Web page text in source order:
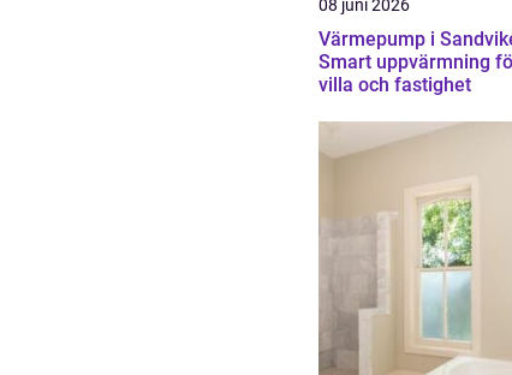
08 juni 2026
Värmepump i
Smart uppvärmning
villa och fastighet